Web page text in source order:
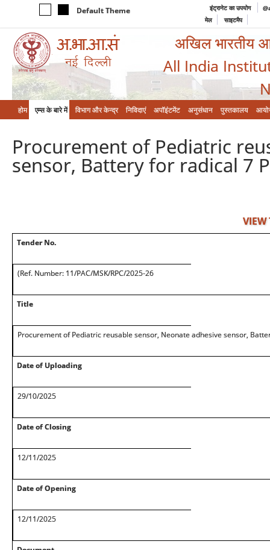
Default Theme इंट्रानेट का उपयोग
मेल
साइटमैप
अखिल भारतीय
All India
होम एम्‍स के बारे में विभाग और केन्‍द्र निविदाएं अपॉइंटमेंट अनुसंधान पुस्तकालय
Procurement of Pediatric
sensor, Battery for radical 7
VIEW
Tender No.
(Ref. Number: 11/PAC/MSK/RPC/2025-26
Title
Procurement of Pediatric reusable sensor, Neonate adhesive sensor,
Date of Uploading
29/10/2025
Date of Closing
12/11/2025
Date of Opening
12/11/2025